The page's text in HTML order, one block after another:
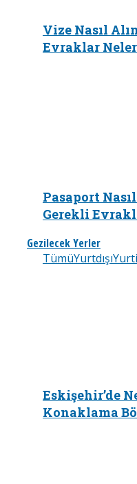
Vize Nasıl
Evraklar
Pasaport
Gerekli
Gezilecek Yerler
TümüYurtdışı
Eskişehir’de
Konaklama